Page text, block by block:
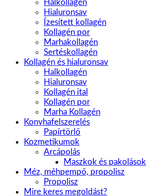
Halkollagén
Hialuronsav
Ízesített kollagén
Kollagén por
Marhakollagén
Sertéskollagén
Kollagén és hialuronsav
Halkollagén
Hialuronsav
Kollagén ital
Kollagén por
Marha Kollagén
Konyhafelszerelés
Papírtörlő
Kozmetikumok
Arcápolás
Maszkok és pakolások
Méz, méhpempő, propolisz
Propolisz
Mire keres megoldást?